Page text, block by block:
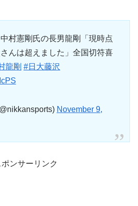
中村憲剛氏の長男龍剛「現時点
んは超えました」全国切符喜
龍剛 #日大藤沢
November 9,
ポンサーリンク